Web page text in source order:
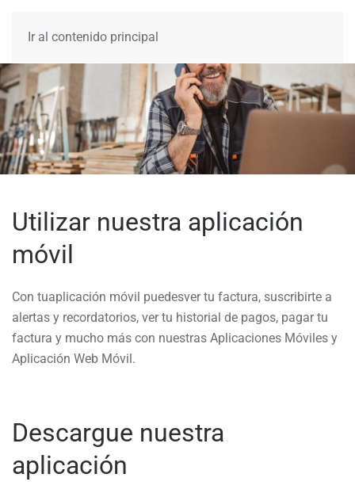
Ir al contenido principal
Utilizar nuestra aplicación
móvil
Con tuaplicación móvil puedesver tu factura, suscribirte a
alertas y recordatorios, ver tu historial de pagos, pagar tu
factura y mucho más con nuestras Aplicaciones Móviles y
Aplicación Web Móvil.
Descargue nuestra
aplicación